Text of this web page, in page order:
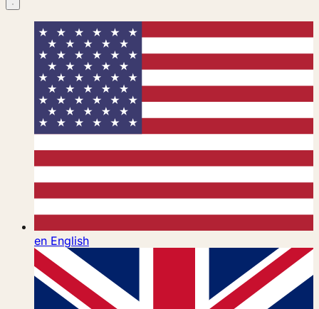
en English